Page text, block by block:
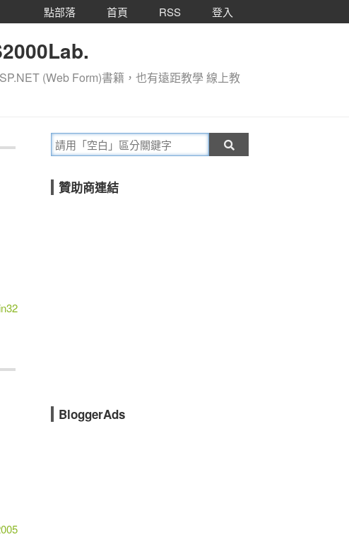
點部落 首頁 RSS 登入
(Web Form)書籍，也有遠距教學 線上教
贊助商連結
BloggerAds